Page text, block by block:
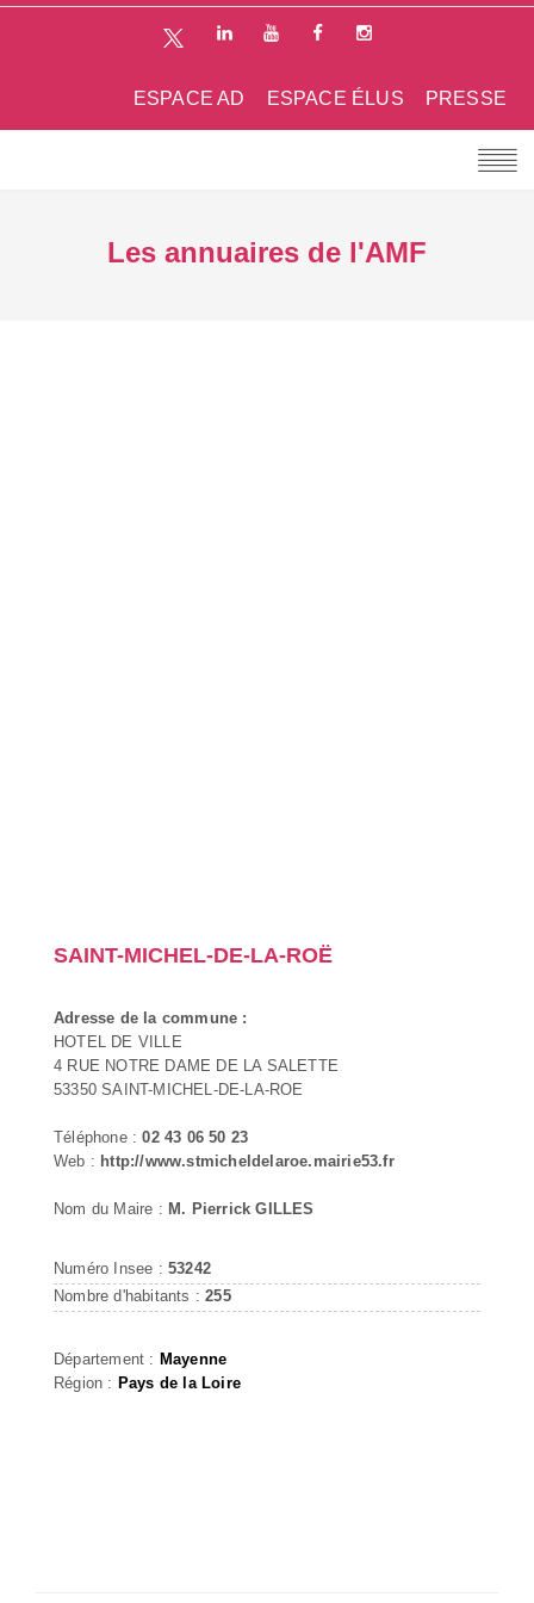
PRESSE
ESPACE ÉLUS
ESPACE AD
Les annuaires de l'AMF
SAINT-MICHEL-DE-LA-ROË
Adresse de la commune :
HOTEL DE VILLE
4 RUE NOTRE DAME DE LA SALETTE
53350 SAINT-MICHEL-DE-LA-ROE
Téléphone :02 43 06 50 23
Web : http://www.stmicheldelaroe.mairie53.fr
Nom du Maire : M. Pierrick GILLES
Numéro Insee : 53242
Nombre d'habitants :255
Département : Mayenne
Région : Pays de la Loire